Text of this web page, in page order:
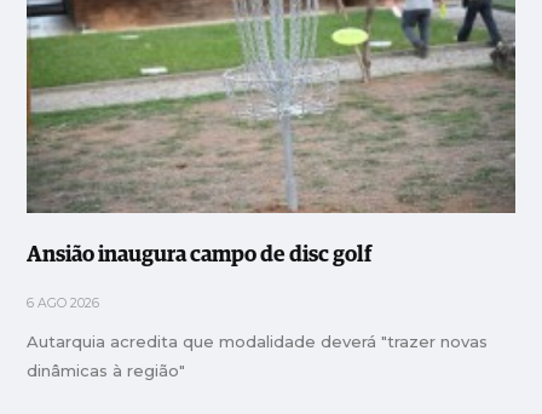
Ansião inaugura campo de disc golf
6 AGO 2026
Autarquia acredita que modalidade deverá "trazer novas
dinâmicas à região"